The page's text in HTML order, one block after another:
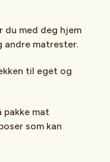
du med deg hjem
andre matrester.
til eget og
pakke mat
som kan